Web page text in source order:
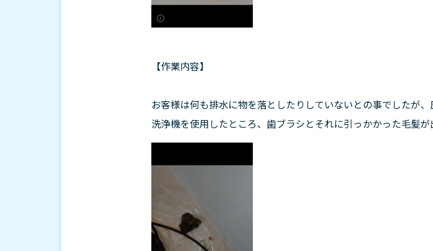
【作業内容】
お客様は何も排水に物を落としたりしていないとの事でしたが
洗浄機を使用したところ、歯ブラシとそれに引っかかった毛髪が